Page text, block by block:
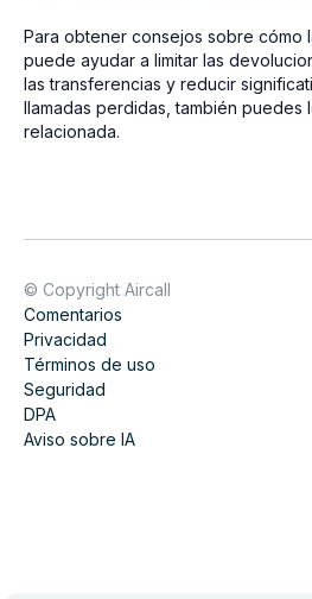
Para obtener consejos sobre cómo
puede ayudar a limitar las
las transferencias y reducir
llamadas perdidas, también puedes
relacionada.
© Copyright Aircall
Comentarios
Privacidad
Términos de uso
Seguridad
DPA
Aviso sobre IA